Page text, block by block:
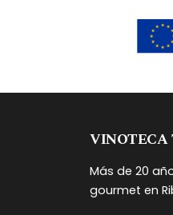
VINOTECA
Más de 20
gourmet en